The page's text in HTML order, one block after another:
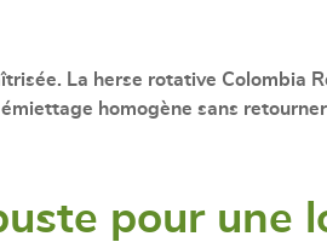
La herse rotative Colombia
homogène sans
pour une